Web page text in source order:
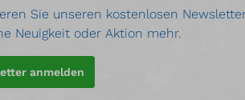
Sie unseren kostenlosen
Neuigkeit oder Aktion mehr.
anmelden